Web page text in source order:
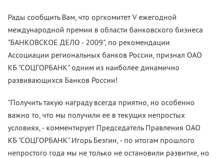
Рады сообщить Вам, что оргкомитет V ежегодной
международной премии в области банковского бизнеса
"БАНКОВСКОЕ ДЕЛО - 2009", по рекомендации
Ассоциации региональных банков России, признал ОАО
КБ "СОЦГОРБАНК" одним из наиболее динамично
развивающихся Банков России!
"Получить такую награду всегда приятно, но особенно
важно то, что мы получили ее в текущих непростых
условиях, - комментирует Председатель Правления ОАО
КБ "СОЦГОРБАНК" Игорь Безгин, - по итогам прошлого
непростого года мы не только не остановили развитие, но